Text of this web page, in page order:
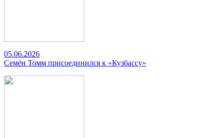
05.06.2026
Семён Томм присоединился к «Кузбассу»